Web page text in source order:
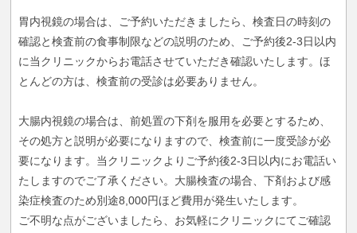
胃内視鏡の場合は、ご予約いただきましたら、検査日の時刻の
確認と検査前の食事制限などの説明のため、ご予約後2-3日以内
に当クリニックからお電話させていただき確認いたします。ほ
とんどの方は、検査前の受診は必要ありません。
大腸内視鏡の場合は、前処置の下剤を服用を必要とするため、
その処方と説明が必要になりますので、検査前に一度受診が必
要になります。当クリニックよりご予約後2-3日以内にお電話い
たしますのでご了承ください。大腸検査の場合、下剤および感
染症検査のため別途8,000円ほど費用が発生いたします。
ご不明な点がございましたら、お気軽にクリニックにてご確認